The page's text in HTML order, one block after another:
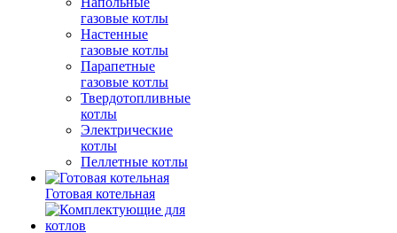
газовые котлы
Настенные
газовые котлы
Парапетные
газовые котлы
Твердотопливные
котлы
Электрические
котлы
Пеллетные котлы
Готовая котельная